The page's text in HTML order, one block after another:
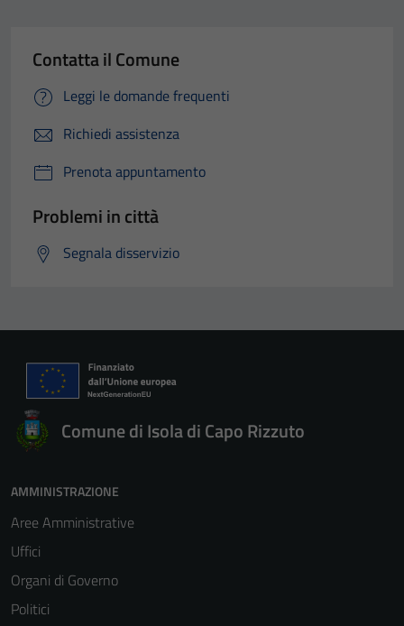
Contatta il Comune
Leggi le domande frequenti
Richiedi assistenza
Prenota appuntamento
Problemi in città
Segnala disservizio
Comune di Isola di Capo Rizzuto
AMMINISTRAZIONE
Aree Amministrative
Uffici
Organi di Governo
Politici